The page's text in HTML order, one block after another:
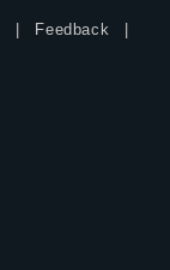
Feedback